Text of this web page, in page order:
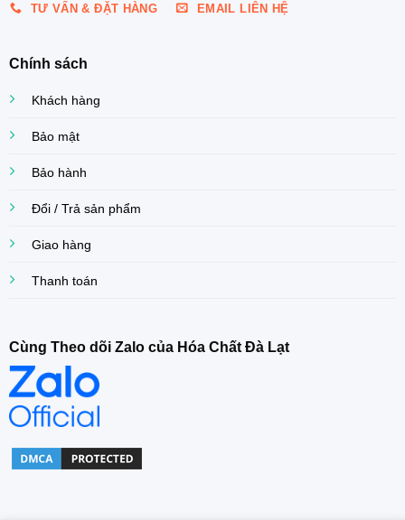
TƯ VẤN & ĐẶT HÀNG EMAIL LIÊN HỆ
Chính sách
Khách hàng
Bảo mật
Bảo hành
Đổi / Trả sản phẩm
Giao hàng
Thanh toán
Cùng Theo dõi Zalo của Hóa Chất Đà Lạt